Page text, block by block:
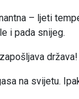
– ljeti
i pada snijeg.
država!
na svijetu.